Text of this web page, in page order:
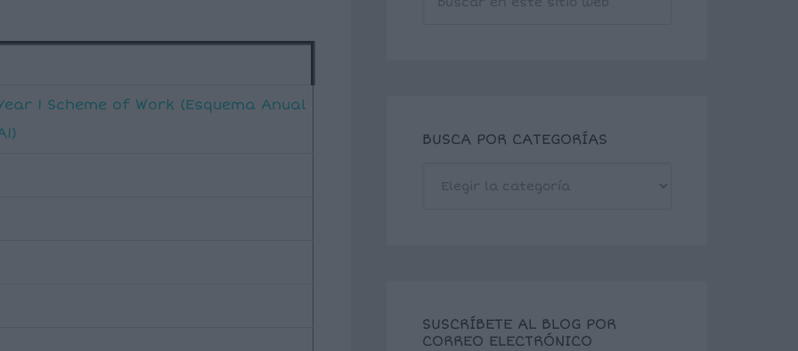
1 Scheme of Work (Esquema Anual
BUSCA POR CATEGORÍAS
SUSCRÍBETE AL BLOG POR
CORREO ELECTRÓNICO